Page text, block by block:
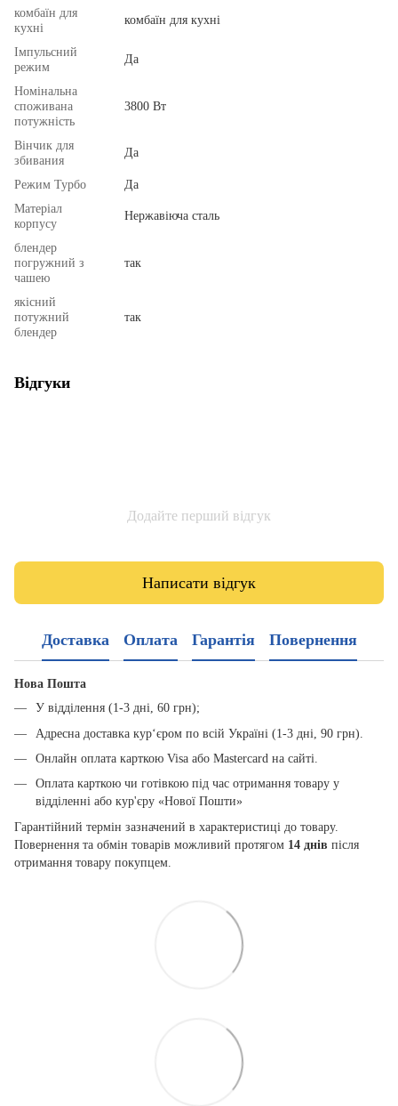
комбаїн для
кухні
комбаїн для кухні
Імпульсний
режим
Да
Номінальна
споживана
потужність
3800 Вт
Вінчик для
збивания
Да
Режим Турбо
Да
Матеріал
корпусу
Нержавіюча сталь
блендер
погружний з
чашею
так
якісний
потужний
блендер
так
Відгуки
Додайте перший відгук
Написати відгук
Доставка Оплата Гарантія Повернення
Нова Пошта
У відділення (1-3 дні, 60 грн);
Адресна доставка кур‘єром по всій Україні (1-3 дні, 90 грн).
Онлайн оплата карткою Visa або Mastercard на сайті.
Оплата карткою чи готівкою під час отримання товару у
відділенні або кур'єру «Нової Пошти»
Гарантійний термін зазначений в характеристиці до товару.
Повернення та обмін товарів можливий протягом 14 днів після
отримання товару покупцем.